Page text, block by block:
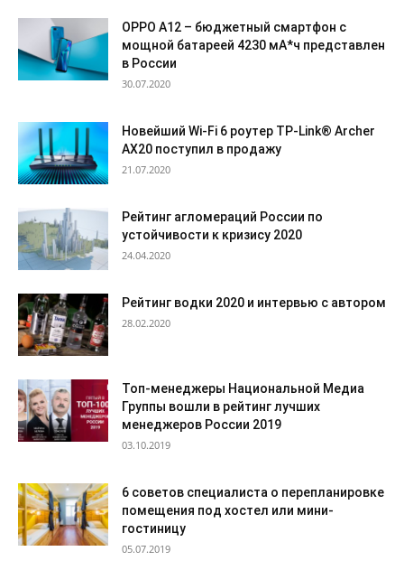
OPPO A12 – бюджетный смартфон с
мощной батареей 4230 мА*ч представлен
в России
30.07.2020
Новейший Wi-Fi 6 роутер TP-Link® Archer
AX20 поступил в продажу
21.07.2020
Рейтинг агломераций России по
устойчивости к кризису 2020
24.04.2020
Рейтинг водки 2020 и интервью с автором
28.02.2020
Топ-менеджеры Национальной Медиа
Группы вошли в рейтинг лучших
менеджеров России 2019
03.10.2019
6 советов специалиста о перепланировке
помещения под хостел или мини-
гостиницу
05.07.2019